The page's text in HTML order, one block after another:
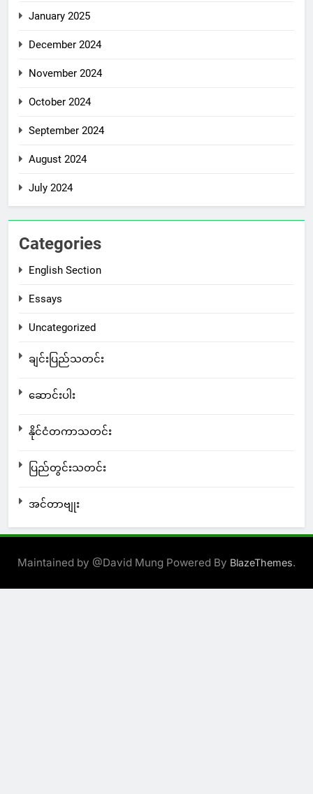
January 2025
December 2024
November 2024
October 2024
September 2024
August 2024
July 2024
Categories
English Section
Essays
Uncategorized
ချင်းပြည်သတင်း
ဆောင်းပါး
နိုင်ငံတကာသတင်း
ပြည်တွင်းသတင်း
အင်တာဗျုး
Maintained by @David Mung Powered By BlazeThemes.